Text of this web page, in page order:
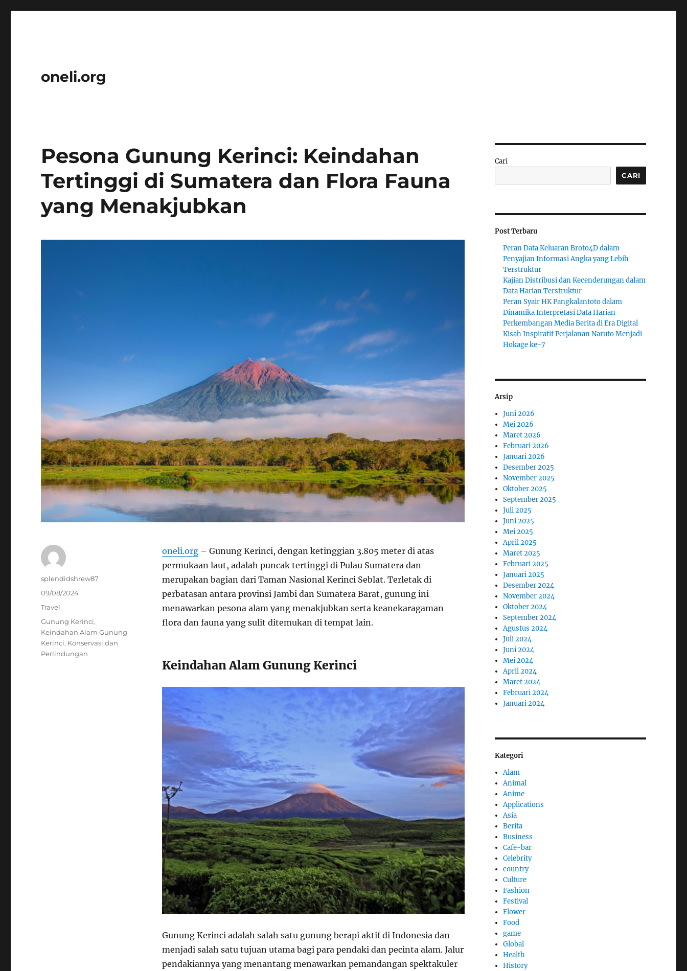
oneli.org
Pesona Gunung Kerinci: Keindahan
Tertinggi di Sumatera dan Flora Fauna
yang Menakjubkan
oneli.org– Gunung Kerinci, dengan ketinggian 3.805 meter di atas
permukaan laut, adalah puncak tertinggi di Pulau Sumatera dan
merupakan bagian dari Taman Nasional Kerinci Seblat. Terletak di
perbatasan antara provinsi Jambi dan Sumatera Barat, gunung ini
menawarkan pesona alam yang menakjubkan serta keanekaragaman
flora dan fauna yang sulit ditemukan di tempat lain.
Keindahan Alam Gunung Kerinci
Gunung Kerinci adalah salah satu gunung berapi aktif di Indonesia dan
menjadi salah satu tujuan utama bagi para pendaki dan pecinta alam. Jalur
pendakiannya yang menantang menawarkan pemandangan spektakuler
Author
splendidshrew87
Posted
on
09/08/2024
Categories
Travel
Tags
Gunung Kerinci,
Keindahan Alam Gunung
Kerinci, Konservasi dan
Perlindungan
Cari
CARI
Post Terbaru
Peran Data Keluaran Broto4D dalam
Penyajian Informasi Angka yang Lebih
Terstruktur
Kajian Distribusi dan Kecenderungan dalam
Data Harian Terstruktur
Peran Syair HK Pangkalantoto dalam
Dinamika Interpretasi Data Harian
Perkembangan Media Berita di Era Digital
Kisah Inspiratif Perjalanan Naruto Menjadi
Hokage ke-7
Arsip
Juni 2026
Mei 2026
Maret 2026
Februari 2026
Januari 2026
Desember 2025
November 2025
Oktober 2025
September 2025
Juli 2025
Juni 2025
Mei 2025
April 2025
Maret 2025
Februari 2025
Januari 2025
Desember 2024
November 2024
Oktober 2024
September 2024
Agustus 2024
Juli 2024
Juni 2024
Mei 2024
April 2024
Maret 2024
Februari 2024
Januari 2024
Kategori
Alam
Animal
Anime
Applications
Asia
Berita
Business
Cafe-bar
Celebrity
country
Culture
Fashion
Festival
Flower
Food
game
Global
Health
History